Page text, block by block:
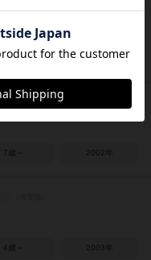
8歳～ 2019年
7歳～ 2002年
4歳～ 2003年